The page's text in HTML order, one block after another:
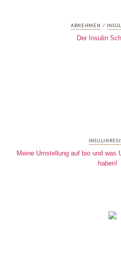
ABNEHMEN /
Der Insulin
Meine Umstellung auf bio und was
haben!